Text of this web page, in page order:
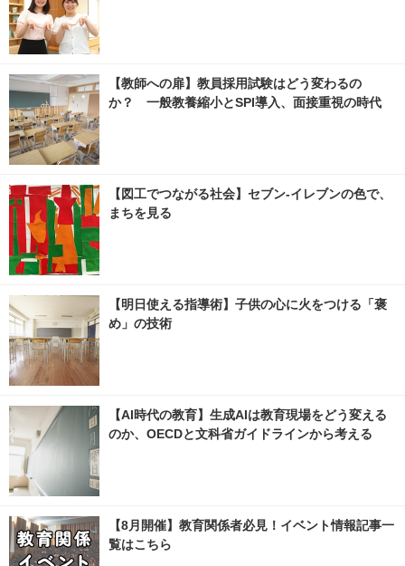
【教師への扉】教員採用試験はどう変わるの
か？ 一般教養縮小とSPI導入、面接重視の時代
【図工でつながる社会】セブン‐イレブンの色で、
まちを見る
【明日使える指導術】子供の心に火をつける「褒
め」の技術
【AI時代の教育】生成AIは教育現場をどう変える
のか、OECDと文科省ガイドラインから考える
【8月開催】教育関係者必見！イベント情報記事一
覧はこちら